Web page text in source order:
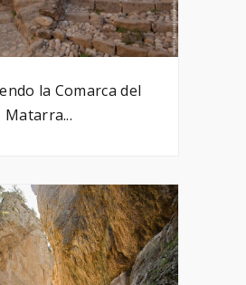
la Comarca del
Matarra...